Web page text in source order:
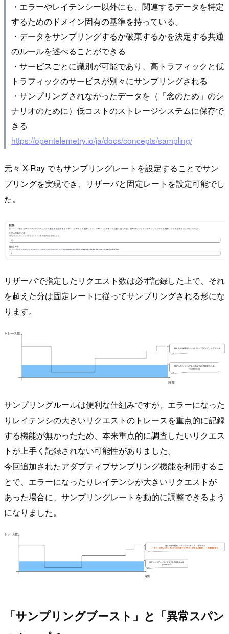
・エラーやレイテンシー以外にも、関連するデータを特定
するためのドメイン固有の基準を持っている。
・データをサンプリングするか破棄するかを決定する共通
のルールを述べることができる
・サービスごとに識別が可能であり、高トラフィックと低
トラフィックのサービスが別々にサンプリングされる
・サンプリングされなかったデータを（「念のため」のシ
ナリオのために）低コストのストレージシステムに保存で
きる
https://opentelemetry.io/ja/docs/concepts/sampling/
元々 X-Ray でもサンプリングレートを設定することでサン
プリングを実現でき、リザーバと固定レートを設定可能でし
た。
リザーバで指定したリクエスト数は必ず記録した上で、それ
を超えた分は固定レートに従ってサンプリングされる形にな
ります。
サンプリングルールは便利な仕組みですが、エラーになった
りレイテンシの大きいリクエストのトレースを重点的に記録
する機能が無かったため、本来重点的に調査したいリクエス
トが上手く記録されない可能性がありました。
今回追加されたアダプティブサンプリング機能を利用するこ
とで、エラーになったりレイテンシが大きいリクエストが
あった場合に、サンプリングレートを動的に調整できるよう
になりました。
「サンプリングブースト」と「異常スパン